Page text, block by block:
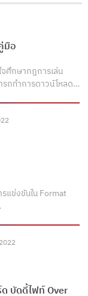
มือ
ศึกษากฎการเล่น
รถทำการดาวน์โหลด…
แข่งขันใน Format
บัดดี้ไฟท์ Over